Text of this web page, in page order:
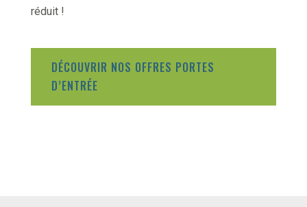
réduit !
DÉCOUVRIR NOS OFFRES PORTES
D’ENTRÉE